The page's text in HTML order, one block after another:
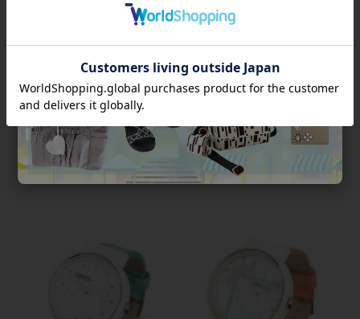
オリジナル透かしルースター腕
¥18,900 税込
計/9160042
¥27,000